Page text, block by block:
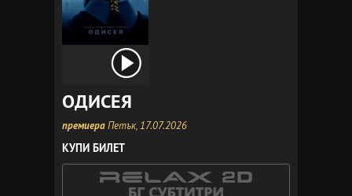
ОДИСЕЯ
премиераПетък, 17.07.2026
КУПИ БИЛЕТ